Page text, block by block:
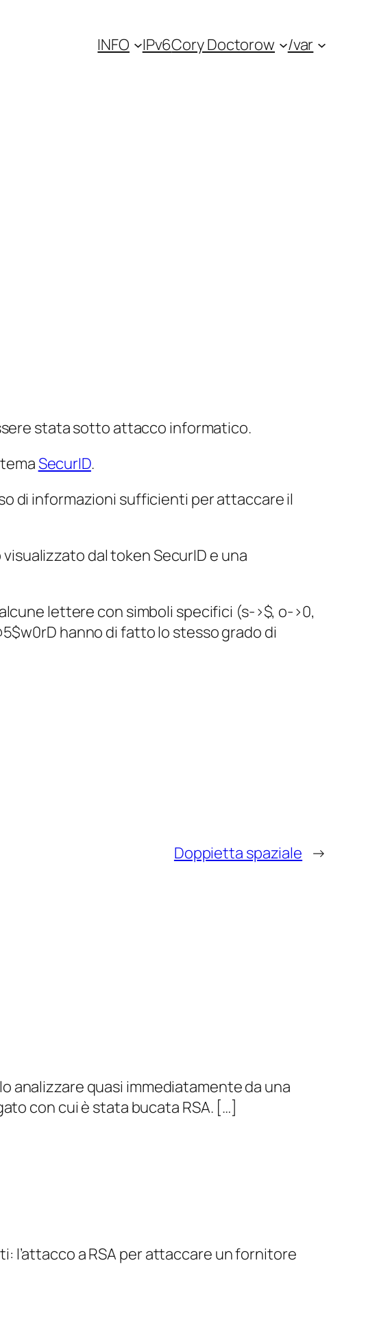
INFO IPv6Cory Doctorow /var
stata sotto attacco informatico.
SecurID.
di informazioni sufficienti per attaccare il
visualizzato daltokenSecurID e una
lettere con simboli specifici (s->$, o->0,
hanno di fatto lo stesso grado di
Doppietta spaziale →
analizzare quasi immediatamente da una
con cui è stata bucata RSA. […]
l’attacco a RSA per attaccare un fornitore